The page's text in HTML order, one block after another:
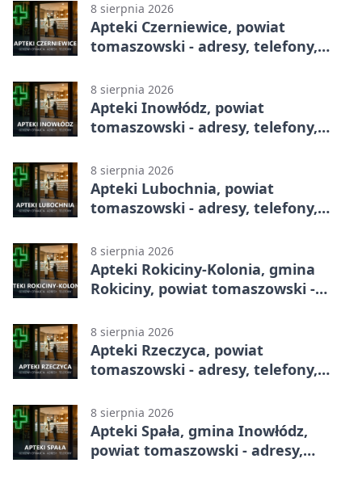
8 sierpnia 2026
Apteki Czerniewice, powiat
tomaszowski - adresy, telefony,
8 sierpnia 2026
Apteki Inowłódz, powiat
tomaszowski - adresy, telefony,
8 sierpnia 2026
Apteki Lubochnia, powiat
tomaszowski - adresy, telefony,
8 sierpnia 2026
Apteki Rokiciny-Kolonia, gmina
Rokiciny, powiat tomaszowski -
8 sierpnia 2026
Apteki Rzeczyca, powiat
tomaszowski - adresy, telefony,
8 sierpnia 2026
Apteki Spała, gmina Inowłódz,
powiat tomaszowski - adresy,